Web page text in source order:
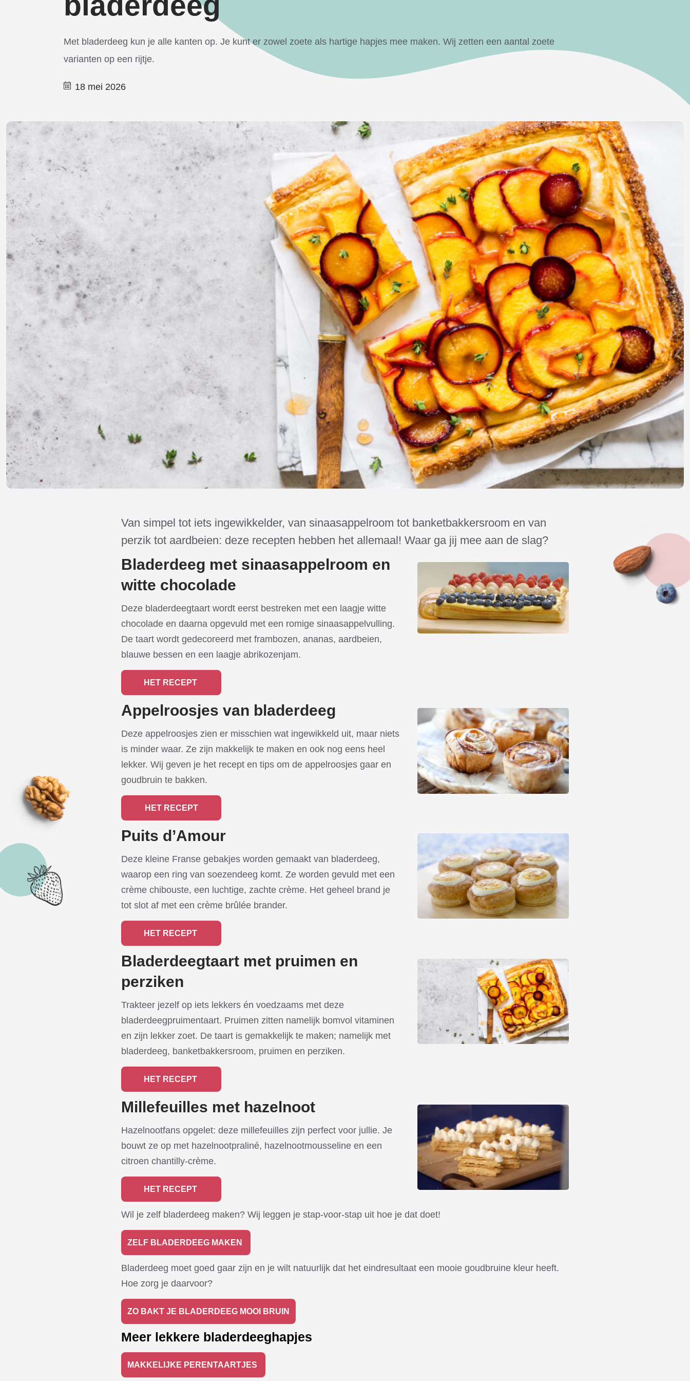
Met bladerdeeg kun je alle kanten op. Je kunt er zowel zoete als hartige hapjes mee maken. Wij zetten een aantal zoete
varianten op een rijtje.
18 mei 2026
Van simpel tot iets ingewikkelder, van sinaasappelroom tot banketbakkersroom en van
perzik tot aardbeien: deze recepten hebben het allemaal! Waar ga jij mee aan de slag?
Bladerdeeg met sinaasappelroom en
witte chocolade
Deze bladerdeegtaart wordt eerst bestreken met een laagje witte
chocolade en daarna opgevuld met een romige sinaasappelvulling.
De taart wordt gedecoreerd met frambozen, ananas, aardbeien,
blauwe bessen en een laagje abrikozenjam.
HET RECEPT
Appelroosjes van bladerdeeg
Deze appelroosjes zien er misschien wat ingewikkeld uit, maar niets
is minder waar. Ze zijn makkelijk te maken en ook nog eens heel
lekker. Wij geven je het recept en tips om de appelroosjes gaar en
goudbruin te bakken.
HET RECEPT
Puits d’Amour
Deze kleine Franse gebakjes worden gemaakt van bladerdeeg,
waarop een ring van soezendeeg komt. Ze worden gevuld met een
crème chibouste, een luchtige, zachte crème. Het geheel brand je
tot slot af met een crème brûlée brander.
HET RECEPT
Bladerdeegtaart met pruimen en
perziken
Trakteer jezelf op iets lekkers én voedzaams met deze
bladerdeegpruimentaart. Pruimen zitten namelijk bomvol vitaminen
en zijn lekker zoet. De taart is gemakkelijk te maken; namelijk met
bladerdeeg, banketbakkersroom, pruimen en perziken.
HET RECEPT
Millefeuilles met hazelnoot
Hazelnootfans opgelet: deze millefeuilles zijn perfect voor jullie. Je
bouwt ze op met hazelnootpraliné, hazelnootmousseline en een
citroen chantilly-crème.
HET RECEPT
Wil je zelf bladerdeeg maken? Wij leggen je stap-voor-stap uit hoe je dat doet!
ZELF BLADERDEEG MAKEN
Bladerdeeg moet goed gaar zijn en je wilt natuurlijk dat het eindresultaat een mooie goudbruine kleur heeft.
Hoe zorg je daarvoor?
ZO BAKT JE BLADERDEEG MOOI BRUIN
Meer lekkere bladerdeeghapjes
MAKKELIJKE PERENTAARTJES